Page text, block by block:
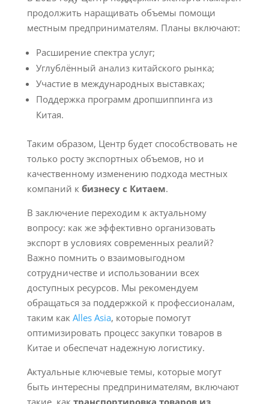
продолжить наращивать объемы помощи
местным предпринимателям. Планы включают:
Расширение спектра услуг;
Углублённый анализ китайского рынка;
Участие в международных выставках;
Поддержка программ дропшиппинга из
Китая.
Таким образом, Центр будет способствовать не
только росту экспортных объемов, но и
качественному изменению подхода местных
компаний к бизнесу с Китаем.
В заключение переходим к актуальному
вопросу: как же эффективно организовать
экспорт в условиях современных реалий?
Важно помнить о взаимовыгодном
сотрудничестве и использовании всех
доступных ресурсов. Мы рекомендуем
обращаться за поддержкой к профессионалам,
таким как Alles Asia, которые помогут
оптимизировать процесс закупки товаров в
Китае и обеспечат надежную логистику.
Актуальные ключевые темы, которые могут
быть интересны предпринимателям, включают
такие, как транспортировка товаров из